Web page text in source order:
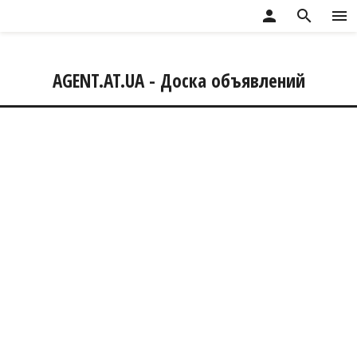
menu
search
person
AGENT.AT.UA - Доска объявлений